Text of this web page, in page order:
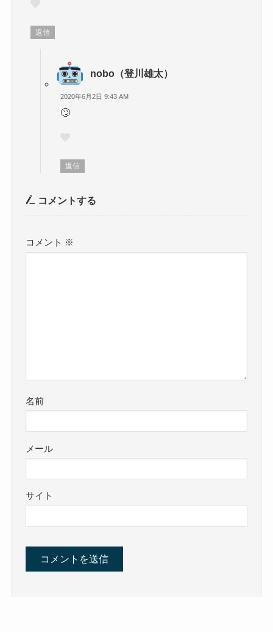
返信
nobo（登川雄太）
2020年6月2日 9:43 AM
🙄
返信
コメントする
コメント ※
名前
メール
サイト